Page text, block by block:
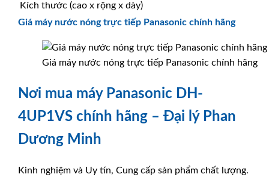
Kích thước (cao x rộng x dày)
Giá máy nước nóng trực tiếp Panasonic chính hãng
Giá máy nước nóng trực tiếp Panasonic chính hãng
Nơi mua máy Panasonic DH-
4UP1VS chính hãng – Đại lý Phan
Dương Minh
Kinh nghiệm và Uy tín, Cung cấp sản phẩm chất lượng.